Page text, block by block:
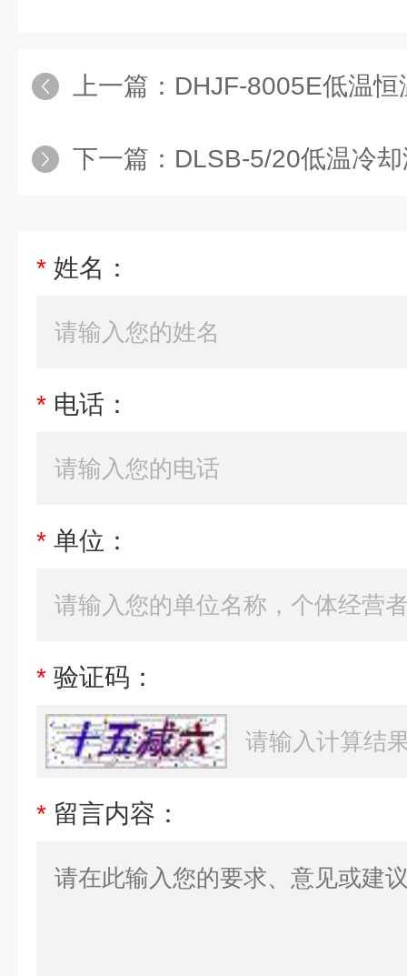
上一篇： DHJF-8005E低温恒
下一篇： DLSB-5/20低温冷
* 姓名：
* 电话：
* 单位：
* 验证码：
* 留言内容：